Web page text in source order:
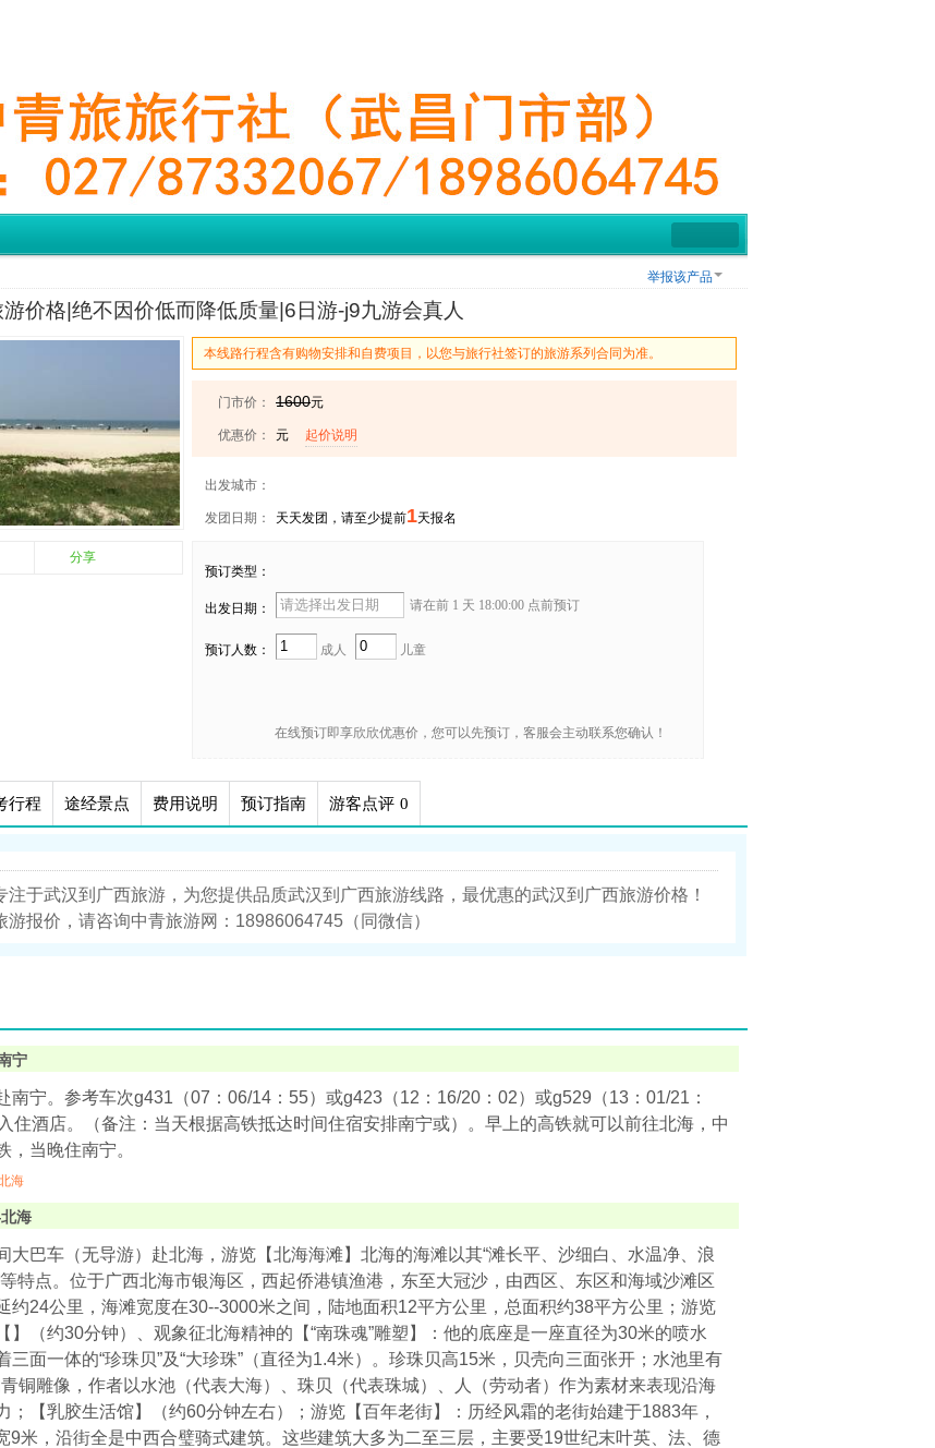
价格|绝不因价低而降低质量|6日游-j9九游会真人
分享
本线路行程含有购物安排和自费项目，以您与旅行社签订的旅游系列合同为准。
门市价： 1600元
优惠价： 元 起价说明
出发城市：
发团日期： 天天发团，请至少提前1天报名
预订类型：
出发日期： 请在前 1 天 18:00:00 点前预订
预订人数： 成人 儿童
在线预订即享欣欣优惠价，您可以先预订，客服会主动联系您确认！
行程 途经景点 费用说明 预订指南 游客点评 0
注于武汉到广西旅游，为您提供品质武汉到广西旅游线路，最优惠的武汉到广西旅游价格！
游报价，请咨询中青旅游网：18986064745（同微信）
宁
南宁。参考车次g431（07：06/14：55）或g423（12：16/20：02）或g529（13：01/21：
住酒店。（备注：当天根据高铁抵达时间住宿安排南宁或）。早上的高铁就可以前往北海，中
，当晚住南宁。
海
海
大巴车（无导游）赴北海，游览【北海海滩】北海的海滩以其“滩长平、沙细白、水温净、浪
特点。位于广西北海市银海区，西起侨港镇渔港，东至大冠沙，由西区、东区和海域沙滩区
约24公里，海滩宽度在30--3000米之间，陆地面积12平方公里，总面积约38平方公里；游览
】（约30分钟）、观象征北海精神的【“南珠魂”雕塑】：他的底座是一座直径为30米的喷水
三面一体的“珍珠贝”及“大珍珠”（直径为1.4米）。珍珠贝高15米，贝壳向三面张开；水池里有
铜雕像，作者以水池（代表大海）、珠贝（代表珠城）、人（劳动者）作为素材来表现沿海
；【乳胶生活馆】（约60分钟左右）；游览【百年老街】：历经风霜的老街始建于1883年，
9米，沿街全是中西合璧骑式建筑。这些建筑大多为二至三层，主要受19世纪末叶英、法、德
举报该产品